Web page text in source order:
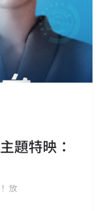
題特映：
放